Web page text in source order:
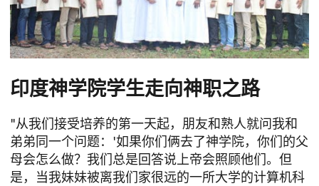
印度神学院学生走向神职之路
"从我们接受培养的第一天起，朋友和熟人就问我和
弟弟同一个问题：'如果你们俩去了神学院，你们的父
母会怎么做？我们总是回答说上帝会照顾他们。但
是，当我妹妹被离我们家很远的一所大学的计算机科